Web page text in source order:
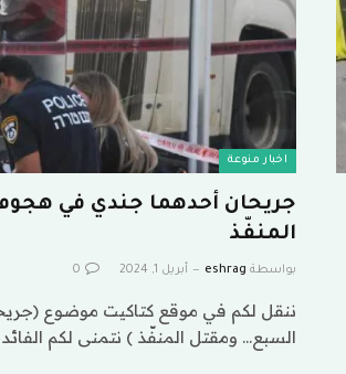
اخبار منوعة
جريحان أحدهما جندي في
المنفّذ
بواسطة eshrag أبريل 1, 2024 0
ننقل لكم في موقع كتاكيت موضوع
السبع… ومقتل المنفّذ ) نتمنى لكم